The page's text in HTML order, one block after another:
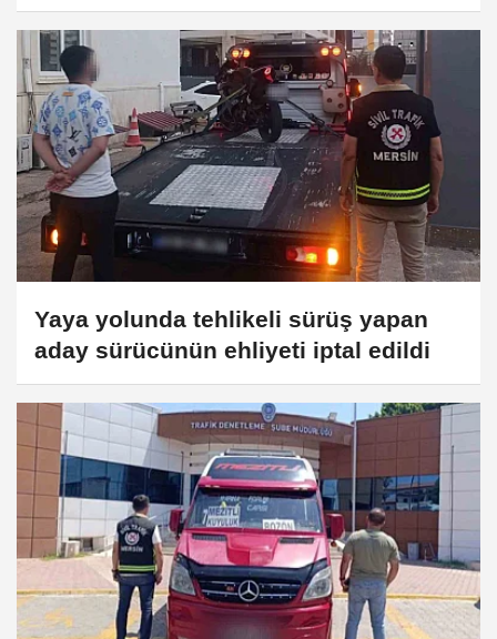
Yaya yolunda tehlikeli sürüş yapan
aday sürücünün ehliyeti iptal edildi